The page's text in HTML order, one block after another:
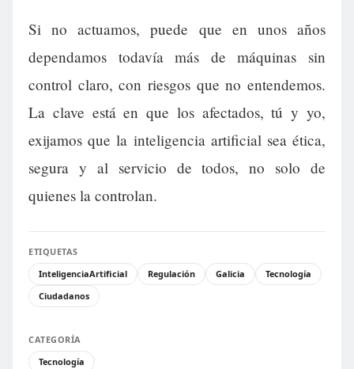
Si no actuamos, puede que en unos años
dependamos todavía más de máquinas sin
control claro, con riesgos que no entendemos.
La clave está en que los afectados, tú y yo,
exijamos que la inteligencia artificial sea ética,
segura y al servicio de todos, no solo de
quienes la controlan.
ETIQUETAS
InteligenciaArtificial
Regulación Galicia
Tecnología
Ciudadanos
CATEGORÍA
Tecnología